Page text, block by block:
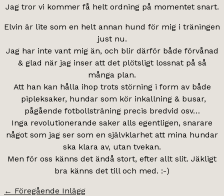
Jag tror vi kommer få helt ordning på momentet snart.
Elvin är lite som en helt annan hund för mig i träningen
just nu.
Jag har inte vant mig än, och blir därför både förvånad
& glad när jag inser att det plötsligt lossnat på så
många plan.
Att han kan hålla ihop trots störning i form av både
pipleksaker, hundar som kör inkallning & busar,
pågående fotbollsträning precis bredvid osv…
Inga revolutionerande saker alls egentligen, snarare
något som jag ser som en självklarhet att mina hundar
ska klara av, utan tvekan.
Men för oss känns det ändå stort, efter allt slit. Jäkligt
bra känns det till och med. :-)
← Föregående Inlägg